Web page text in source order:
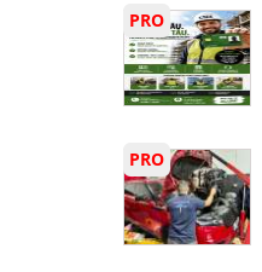
PRO
PRO